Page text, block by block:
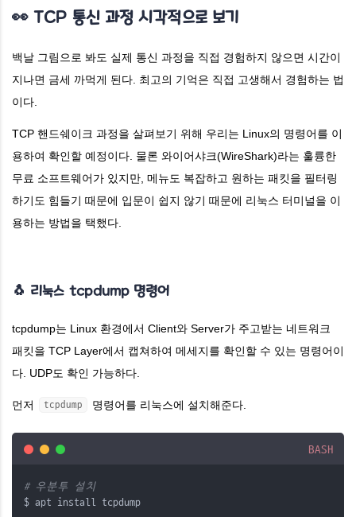
👀 TCP 통신 과정 시각적으로 보기
백날 그림으로 봐도 실제 통신 과정을 직접 경험하지 않으면 시간이
지나면 금세 까먹게 된다. 최고의 기억은 직접 고생해서 경험하는 법
이다.
TCP 핸드쉐이크 과정을 살펴보기 위해 우리는 Linux의 명령어를 이
용하여 확인할 예정이다. 물론 와이어샤크(WireShark)라는 훌륭한
무료 소프트웨어가 있지만, 메뉴도 복잡하고 원하는 패킷을 필터링
하기도 힘들기 때문에 입문이 쉽지 않기 때문에 리눅스 터미널을 이
용하는 방법을 택했다.
🐧 리눅스 tcpdump 명령어
tcpdump는 Linux 환경에서 Client와 Server가 주고받는 네트워크
패킷을 TCP Layer에서 캡쳐하여 메세지를 확인할 수 있는 명령어이
다. UDP도 확인 가능하다.
먼저 tcpdump 명령어를 리눅스에 설치해준다.
BASH
# 우분투 설치
$ apt install tcpdump